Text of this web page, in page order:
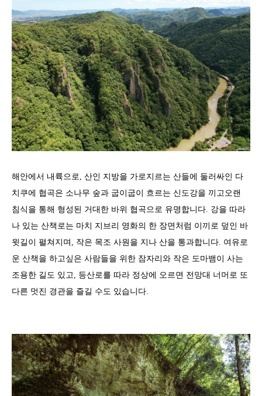
해안에서 내륙으로, 산인 지방을 가로지르는 산들에 둘러싸인 다
치쿠에 협곡은 소나무 숲과 굽이굽이 흐르는 신도강을 끼고오랜
침식을 통해 형성된 거대한 바위 협곡으로 유명합니다. 강을 따라
나 있는 산책로는 마치 지브리 영화의 한 장면처럼 이끼로 덮인 바
윗길이 펼쳐지며, 작은 목조 사원을 지나 산을 통과합니다. 여유로
운 산책을 하고싶은 사람들을 위한 잠자리와 작은 도마뱀이 사는
조용한 길도 있고, 등산로를 따라 정상에 오르면 전망대 너머로 또
다른 멋진 경관을 즐길 수도 있습니다.